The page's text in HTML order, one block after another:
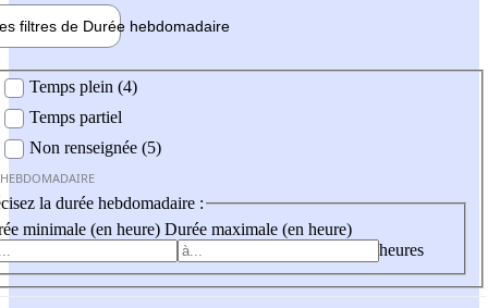
filtres de Durée hebdomadaire
Temps plein (4)
Temps partiel
Non renseignée (5)
la durée hebdomadaire :
minimale (en heure) Durée maximale (en heure)
heures